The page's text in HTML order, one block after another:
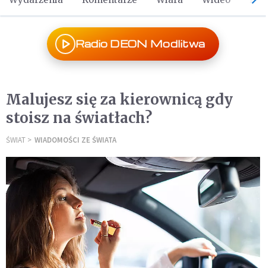
Radio DEON Modlitwa
Malujesz się za kierownicą gdy
stoisz na światłach?
ŚWIAT WIADOMOŚCI ZE ŚWIATA